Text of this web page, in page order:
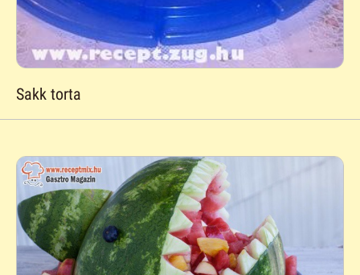
Sakk torta